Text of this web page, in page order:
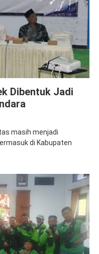
Dibentuk Jadi
masih menjadi
di Kabupaten